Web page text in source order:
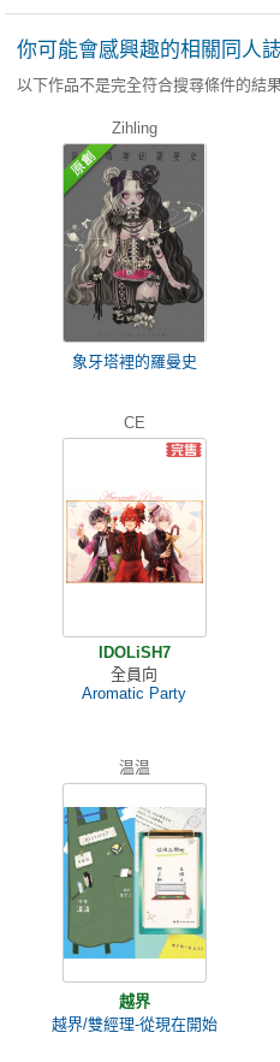
你可能會感興趣的相關同人
以下作品不是完全符合搜尋條件的結
Zihling
象牙塔裡的羅曼史
CE
IDOLiSH7
全員向
Aromatic Party
温温
越界
越界/雙經理-從現在開始